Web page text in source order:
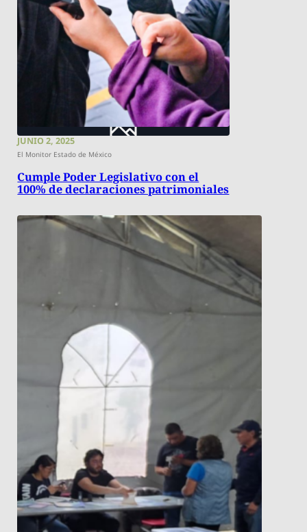
JUNIO 2, 2025
El Monitor Estado de México
Cumple Poder Legislativo con el
100% de declaraciones patrimoniales